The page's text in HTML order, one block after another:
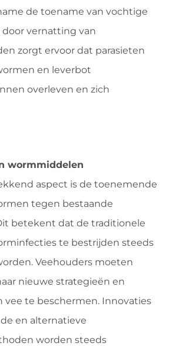
de toename van vochtige
vernatting van
zorgt ervoor dat parasieten
en leverbot
overleven en zich
wormmiddelen
aspect is de toenemende
tegen bestaande
betekent dat de traditionele
te bestrijden steeds
Veehouders moeten
nieuwe strategieën en
te beschermen. Innovaties
en alternatieve
worden steeds